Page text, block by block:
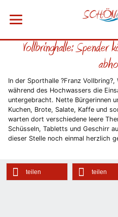
Menü öffnen
Vorheriges Bild
Aktuelles
Vollbringhalle: Spender
In der Sporthalle ?Franz
während des Hochwassers die
untergebracht. Nette Bürgerinnen
Kuchen, Brote, Salate, Kaffe und
warten dort verschiedene leere
Schüsseln, Tabletts und Geschirr
dieser Stelle noch einmal herzlich
teilen teilen